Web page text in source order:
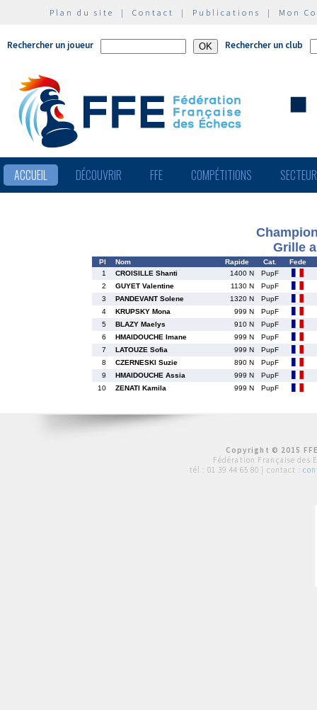
Plan du site | Contact | Publications | Mon
Rechercher un joueur Rechercher un club
ACCUEIL DÉCOUVRIR FFE COMPÉTITIONS
Grille
Pl Nom Rapide Cat.
Fede
1
CROISILLE Shanti 1400 N
PupF
2
GUYET Valentine 1130 N
PupF
3
PANDEVANT Solene 1320 N
PupF
4
KRUPSKY Mona 999 N
PupF
5
BLAZY Maelys 910 N
PupF
6
HMAIDOUCHE Imane 999 N
PupF
7
LATOUZE Sofia 999 N
PupF
8
CZERNESKI Suzie 890 N
PupF
9
HMAIDOUCHE Assia 999 N
PupF
10
ZENATI Kamila 999 N PupF
Copyright © 2015
Fédération Française des
tél : 01 39 44 65 80 | contact :